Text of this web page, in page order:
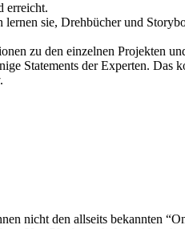
erreicht.
sie, Drehbücher und
zu den einzelnen Projekten
Statements der Experten. Das
nicht den allseits bekannten